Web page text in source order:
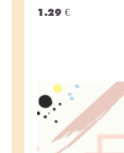
1.29 €